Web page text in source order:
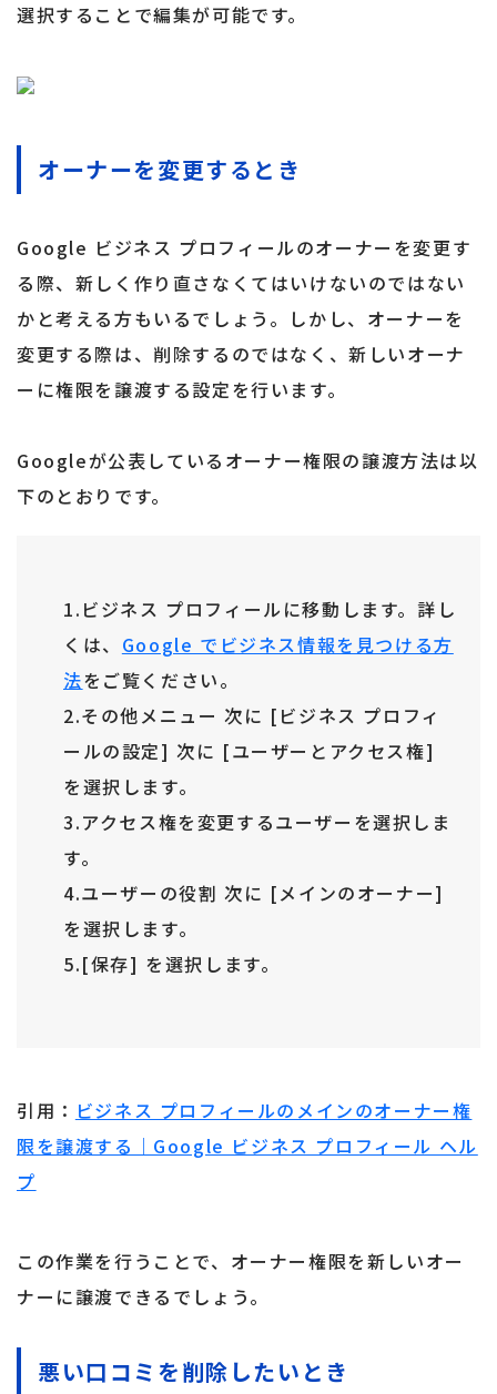
選択することで編集が可能です。
オーナーを変更するとき
Google ビジネス プロフィールのオーナーを変更す
る際、新しく作り直さなくてはいけないのではない
かと考える方もいるでしょう。しかし、オーナーを
変更する際は、削除するのではなく、新しいオーナ
ーに権限を譲渡する設定を行います。
Googleが公表しているオーナー権限の譲渡方法は以
下のとおりです。
1.ビジネス プロフィールに移動します。詳し
くは、 Google でビジネス情報を見つける方
法をご覧ください。
2.その他メニュー 次に [ビジネス プロフィ
ールの設定] 次に [ユーザーとアクセス権]
を選択します。
3.アクセス権を変更するユーザーを選択しま
す。
4.ユーザーの役割 次に [メインのオーナー]
を選択します。
5.[保存] を選択します。
引用： ビジネス プロフィールのメインのオーナー権
限を譲渡する｜Google ビジネス プロフィール ヘル
プ
この作業を行うことで、オーナー権限を新しいオー
ナーに譲渡できるでしょう。
悪い口コミを削除したいとき